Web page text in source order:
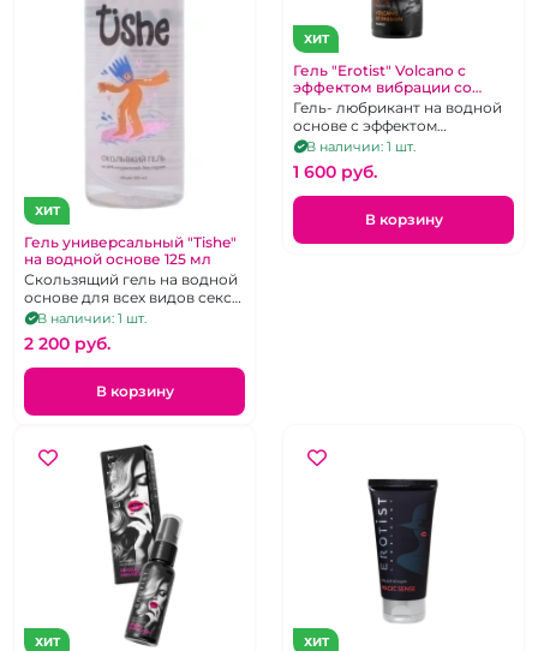
ХИТ
Гель универсальный "Tishe"
на водной основе 125 мл
Скользящий гель на водной
основе для всех видов секса.
Объем 125 мл
В наличии: 1 шт.
2 200 pуб.
В корзину
ХИТ
Гель "Erotist" Volcano с
эффектом вибрации со
вкусом манго. 25 мл
Гель- любрикант на водной
основе с эффектом
вибрации и вкусом манго. 25
В наличии: 1 шт.
1 600 pуб.
В корзину
ХИТ ХИТ